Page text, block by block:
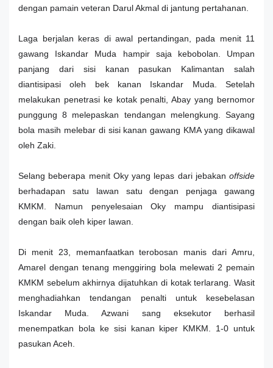
dengan pamain veteran Darul Akmal di jantung pertahanan.
Laga berjalan keras di awal pertandingan, pada menit 11
gawang Iskandar Muda hampir saja kebobolan. Umpan
panjang dari sisi kanan pasukan Kalimantan salah
diantisipasi oleh bek kanan Iskandar Muda. Setelah
melakukan penetrasi ke kotak penalti, Abay yang bernomor
punggung 8 melepaskan tendangan melengkung. Sayang
bola masih melebar di sisi kanan gawang KMA yang dikawal
oleh Zaki.
Selang beberapa menit Oky yang lepas dari jebakan offside
berhadapan satu lawan satu dengan penjaga gawang
KMKM. Namun penyelesaian Oky mampu diantisipasi
dengan baik oleh kiper lawan.
Di menit 23, memanfaatkan terobosan manis dari Amru,
Amarel dengan tenang menggiring bola melewati 2 pemain
KMKM sebelum akhirnya dijatuhkan di kotak terlarang. Wasit
menghadiahkan tendangan penalti untuk kesebelasan
Iskandar Muda. Azwani sang eksekutor berhasil
menempatkan bola ke sisi kanan kiper KMKM. 1-0 untuk
pasukan Aceh.